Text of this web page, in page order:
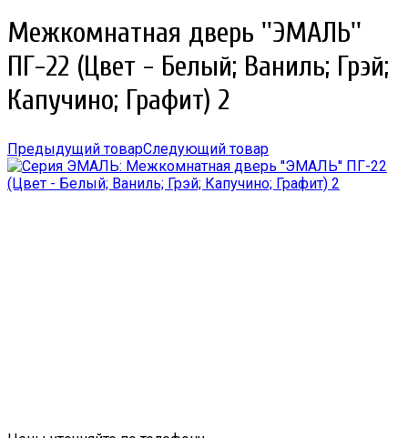
Межкомнатная дверь ''ЭМАЛЬ''
ПГ-22 (Цвет - Белый; Ваниль; Грэй;
Капучино; Графит) 2
Предыдущий товарСледующий товар